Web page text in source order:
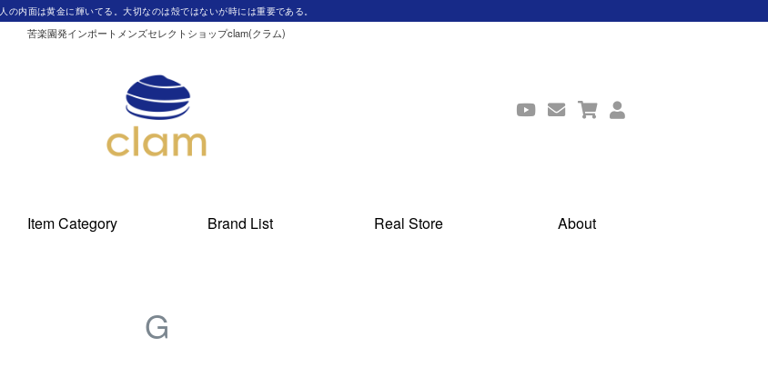
人の内面は黄金に輝いてる。大切なのは殻ではないが時には重要である。
苦楽園発インポートメンズセレクトショップclam(クラム)
Item Category Brand List Real Store About
G